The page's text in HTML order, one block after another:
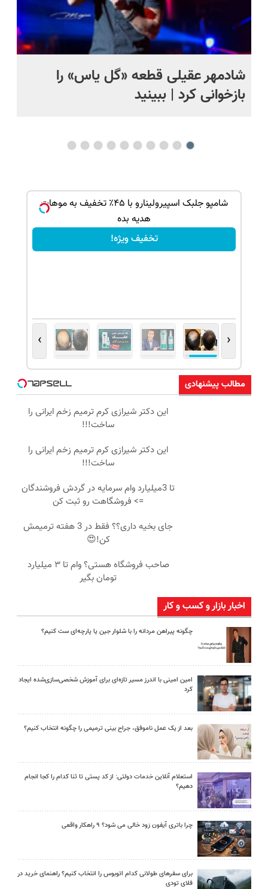
شادمهر عقیلی قطعه «گل یاس» را
بازخوانی کرد | ببینید
شامپو جلبک اسپیرولینارو با ۴۵٪ تخفیف به موهات
هدیه بده
تخفیف ویژه!
‹
›
مطالب پیشنهادی
این دکتر شیرازی کرم ترمیم زخم ایرانی را
ساخت!!!
این دکتر شیرازی کرم ترمیم زخم ایرانی را
ساخت!!!
تا 3میلیارد وام سرمایه در گردش فروشندگان
=> فروشگاهت رو ثبت کن
جای بخیه داری؟؟ فقط در 3 هفته ترمیمش
کن!😍
صاحب فروشگاه هستی؟ وام تا ۳ میلیارد
تومان بگیر
اخبار بازار و کسب و کار
چگونه پیراهن مردانه را با شلوار جین یا پارچه‌ای ست کنیم؟
امین امینی با اندرز مسیر تازه‌ای برای آموزش شخصی‌سازی‌شده ایجاد
کرد
بعد از یک عمل ناموفق، جراح بینی ترمیمی را چگونه انتخاب کنیم؟
استعلام آنلاین خدمات دولتی: از کد پستی تا ثنا کدام را کجا انجام
دهیم؟
چرا باتری آیفون زود خالی می شود؟ ۹ راهکار واقعی
برای سفرهای طولانی کدام اتوبوس را انتخاب کنیم؟ راهنمای خرید در
فلای تودی